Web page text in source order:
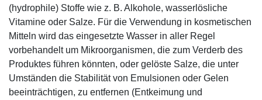
(hydrophile) Stoffe wie z. B. Alkohole, wasserlösliche
Vitamine oder Salze. Für die Verwendung in kosmetischen
Mitteln wird das eingesetzte Wasser in aller Regel
vorbehandelt um Mikroorganismen, die zum Verderb des
Produktes führen könnten, oder gelöste Salze, die unter
Umständen die Stabilität von Emulsionen oder Gelen
beeinträchtigen, zu entfernen (Entkeimung und